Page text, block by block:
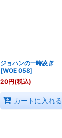
ジョハンの一時凌ぎ
[WOE 058]
20円(税込)
カートに入れる